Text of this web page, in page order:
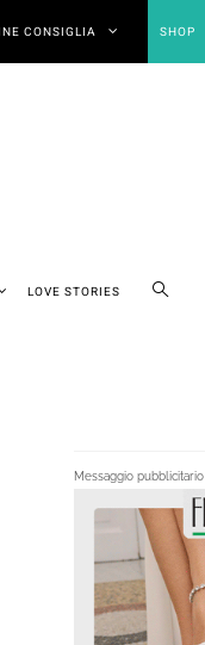
CONSIGLIA SHOP
LOVE STORIES
Messaggio pubblicitario